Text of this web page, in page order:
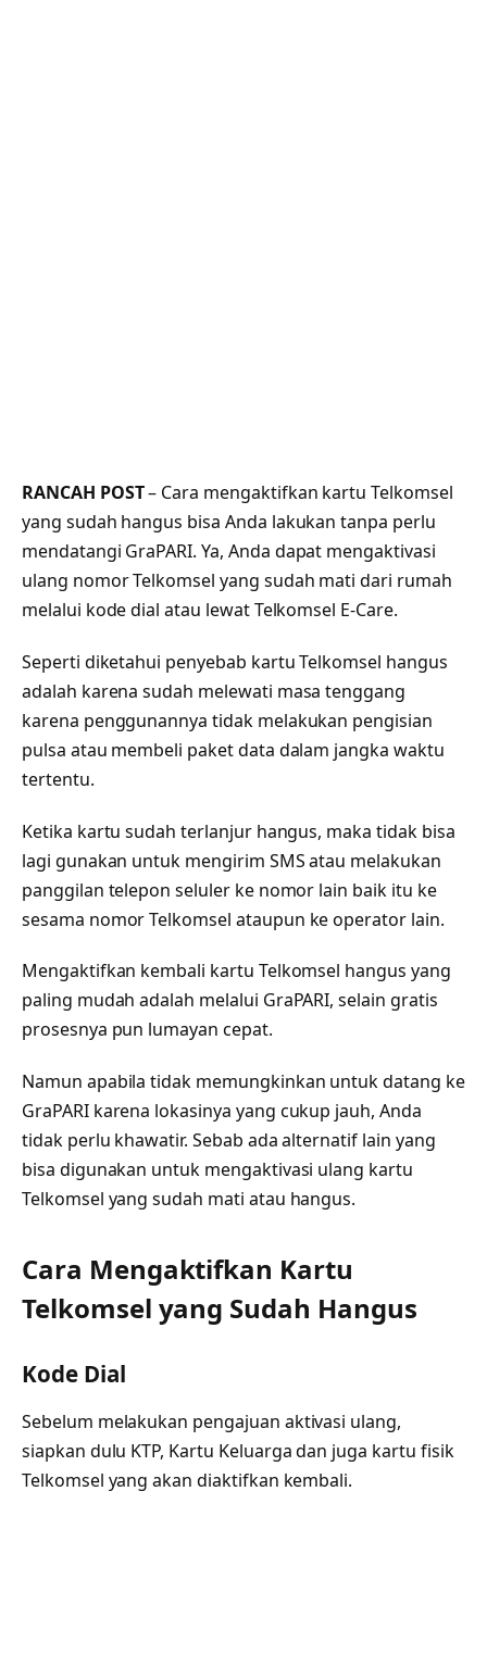
RANCAH POST– Cara mengaktifkan kartu Telkomsel
yang sudah hangus bisa Anda lakukan tanpa perlu
mendatangi GraPARI. Ya, Anda dapat mengaktivasi
ulang nomor Telkomsel yang sudah mati dari rumah
melalui kode dial atau lewat Telkomsel E-Care.
Seperti diketahui penyebab kartu Telkomsel hangus
adalah karena sudah melewati masa tenggang
karena penggunannya tidak melakukan pengisian
pulsa atau membeli paket data dalam jangka waktu
tertentu.
Ketika kartu sudah terlanjur hangus, maka tidak bisa
lagi gunakan untuk mengirim SMS atau melakukan
panggilan telepon seluler ke nomor lain baik itu ke
sesama nomor Telkomsel ataupun ke operator lain.
Mengaktifkan kembali kartu Telkomsel hangus yang
paling mudah adalah melalui GraPARI, selain gratis
prosesnya pun lumayan cepat.
Namun apabila tidak memungkinkan untuk datang ke
GraPARI karena lokasinya yang cukup jauh, Anda
tidak perlu khawatir. Sebab ada alternatif lain yang
bisa digunakan untuk mengaktivasi ulang kartu
Telkomsel yang sudah mati atau hangus.
Cara Mengaktifkan Kartu
Telkomsel yang Sudah Hangus
Kode Dial
Sebelum melakukan pengajuan aktivasi ulang,
siapkan dulu KTP, Kartu Keluarga dan juga kartu fisik
Telkomsel yang akan diaktifkan kembali.